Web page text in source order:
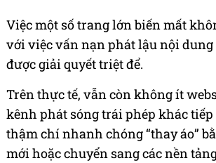
Việc một số trang lớn biến mất
với việc vấn nạn phát lậu nội dung
được giải quyết triệt để.
Trên thực tế, vẫn còn không ít
kênh phát sóng trái phép khác tiếp
thậm chí nhanh chóng “thay áo”
mới hoặc chuyển sang các nền